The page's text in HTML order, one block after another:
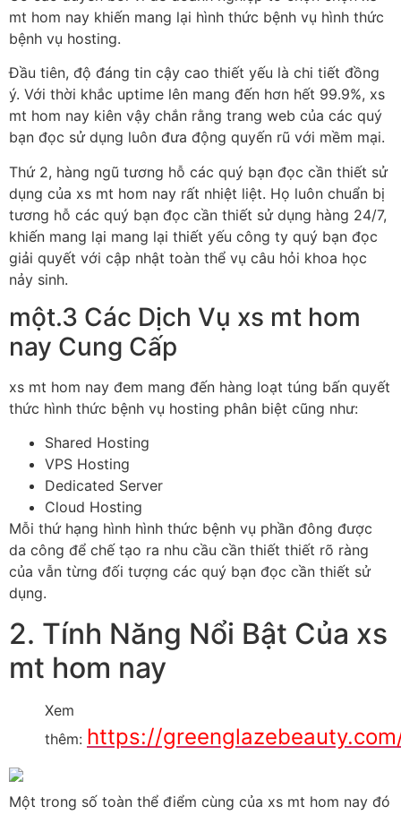
mt hom nay khiến mang lại hình thức bệnh vụ hình thức
bệnh vụ hosting.
Đầu tiên, độ đáng tin cậy cao thiết yếu là chi tiết đồng
ý. Với thời khắc uptime lên mang đến hơn hết 99.9%, xs
mt hom nay kiên vậy chắn rằng trang web của các quý
bạn đọc sử dụng luôn đưa động quyến rũ với mềm mại.
Thứ 2, hàng ngũ tương hỗ các quý bạn đọc cần thiết sử
dụng của xs mt hom nay rất nhiệt liệt. Họ luôn chuẩn bị
tương hỗ các quý bạn đọc cần thiết sử dụng hàng 24/7,
khiến mang lại mang lại thiết yếu công ty quý bạn đọc
giải quyết với cập nhật toàn thể vụ câu hỏi khoa học
nảy sinh.
một.3 Các Dịch Vụ xs mt hom
nay Cung Cấp
xs mt hom nay đem mang đến hàng loạt túng bấn quyết
thức hình thức bệnh vụ hosting phân biệt cũng như:
Shared Hosting
VPS Hosting
Dedicated Server
Cloud Hosting
Mỗi thứ hạng hình hình thức bệnh vụ phần đông được
da công để chế tạo ra nhu cầu cần thiết thiết rõ ràng
của vẫn từng đối tượng các quý bạn đọc cần thiết sử
dụng.
2. Tính Năng Nổi Bật Của xs
mt hom nay
Xem
thêm: https://
Một trong số toàn thể điểm cùng của xs mt hom nay đó